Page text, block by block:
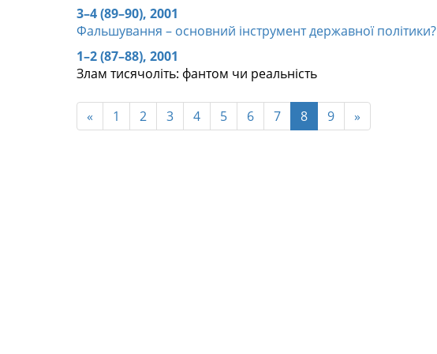
3–4 (89–90), 2001
Фальшування – основний інструмент державної політики?
1–2 (87–88), 2001
Злам тисячоліть: фантом чи реальність
« 1 2 3 4 5 6 7 8 9 »